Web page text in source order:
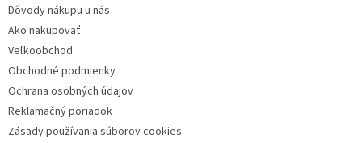
Dôvody nákupu u nás
Ako nakupovať
Veľkoobchod
Obchodné podmienky
Ochrana osobných údajov
Reklamačný poriadok
Zásady používania súborov cookies